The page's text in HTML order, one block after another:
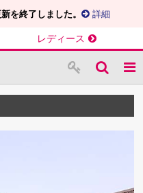
を終了しました。 詳細
レディース